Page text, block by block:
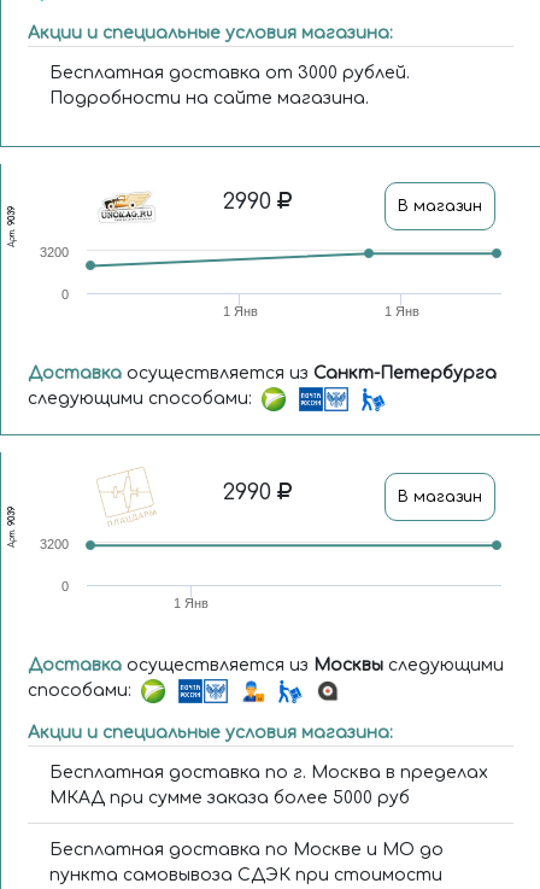
Акции и специальные условия магазина:
Бесплатная доставка от 3000 рублей.
Подробности на сайте магазина.
Арт.
9039
2990 В магазин
1 Янв 1 Янв
0
3200
Доставка осуществляется из Санкт-Петербурга
следующими способами:
Арт.
9039
2990 В магазин
1 Янв
0
3200
Доставка осуществляется из Москвы следующими
способами:
Акции и специальные условия магазина:
Бесплатная доставка по г. Москва в пределах
МКАД при сумме заказа более 5000 руб
Бесплатная доставка по Москве и МО до
пункта самовывоза СДЭК при стоимости